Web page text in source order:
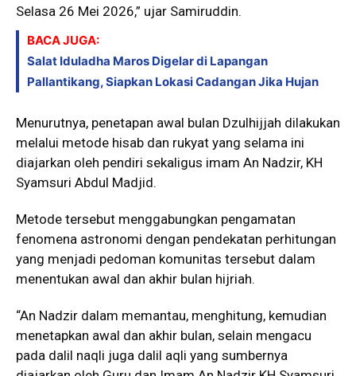
Selasa 26 Mei 2026,” ujar Samiruddin.
BACA JUGA:
Salat Iduladha Maros Digelar di Lapangan
Pallantikang, Siapkan Lokasi Cadangan Jika Hujan
Menurutnya, penetapan awal bulan Dzulhijjah dilakukan
melalui metode hisab dan rukyat yang selama ini
diajarkan oleh pendiri sekaligus imam An Nadzir, KH
Syamsuri Abdul Madjid.
Metode tersebut menggabungkan pengamatan
fenomena astronomi dengan pendekatan perhitungan
yang menjadi pedoman komunitas tersebut dalam
menentukan awal dan akhir bulan hijriah.
“An Nadzir dalam memantau, menghitung, kemudian
menetapkan awal dan akhir bulan, selain mengacu
pada dalil naqli juga dalil aqli yang sumbernya